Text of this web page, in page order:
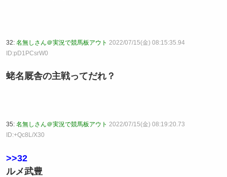
32: 名無しさん＠実況で競馬板アウト 2022/07/15(金) 08:15:35.94
ID:pD1PCsrW0
蛯名厩舎の主戦ってだれ？
35: 名無しさん＠実況で競馬板アウト 2022/07/15(金) 08:19:20.73
ID:+Qc8L/X30
>>32
ルメ武豊